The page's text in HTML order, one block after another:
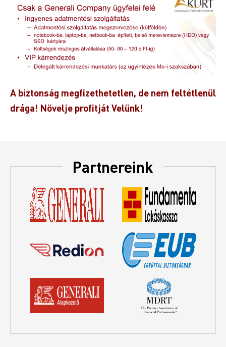
A biztonság megfizethetetlen, de nem feltétlenül
drága! Növelje profitját Velünk!
Partnereink